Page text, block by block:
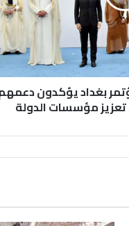
بغداد يؤكدون
مؤسسات الدولة